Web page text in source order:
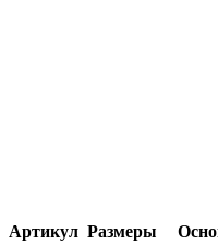
Артикул Размеры